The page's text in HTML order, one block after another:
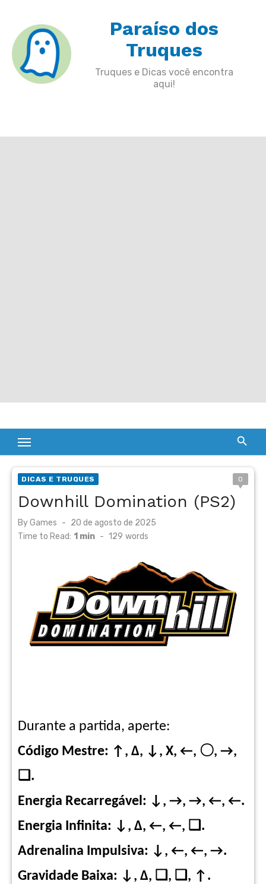
content
Paraíso dos
Truques
Truques e Dicas você encontra
aqui!
DICAS E TRUQUES 0
Downhill Domination (PS2)
ByGames
Posted
on
20 de agosto de 2025
Time to Read: 1 min - 129 words
Durante a partida, aperte:
Código Mestre: ↑, Δ, ↓, X, ←, 〇, →,
❑.
Energia Recarregável: ↓, →, →, ←, ←.
Energia Infinita: ↓, Δ, ←, ←, ❑.
Adrenalina Impulsiva: ↓, ←, ←, →.
Gravidade Baixa: ↓, Δ, ❑, ❑, ↑.